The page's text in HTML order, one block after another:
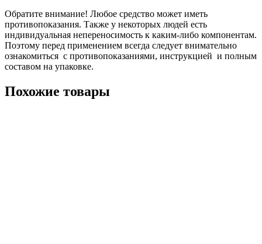
Обратите внимание! Любое средство может иметь
противопоказания. Также у некоторых людей есть
индивидуальная непереносимость к каким-либо компонентам.
Поэтому перед применением всегда следует внимательно
ознакомиться с противопоказаниями, инструкцией и полным
составом на упаковке.
Похожие товары